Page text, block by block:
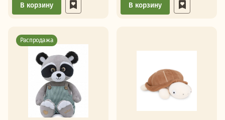
В корзину В корзину
Распродажа